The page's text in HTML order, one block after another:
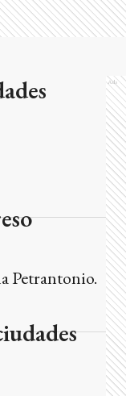
Petrantonio.
Ads